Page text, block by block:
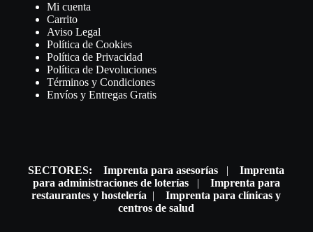
Mi cuenta
Carrito
Aviso Legal
Política de Cookies
Política de Privacidad
Política de Devoluciones
Términos y Condiciones
Envíos y Entregas Gratis
SECTORES: Imprenta para asesorías |Imprenta
para administraciones de loterías| Imprenta para
restaurantes y hostelería |Imprenta para clínicas y
centros de salud